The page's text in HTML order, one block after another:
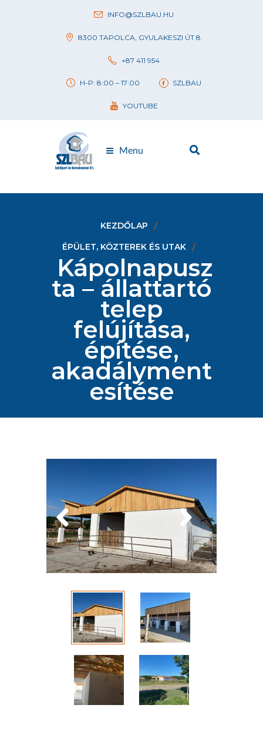
INFO@SZLBAU.HU
8300 TAPOLCA, GYULAKESZI ÚT 8.
+87 411 954
H-P: 8:00 – 17:00 SZLBAU
YOUTUBE
Menu
KEZDŐLAP
ÉPÜLET, KÖZTEREK ÉS UTAK
Kápolnapusz
ta – állattartó
telep
felújítása,
építése,
akadályment
esítése